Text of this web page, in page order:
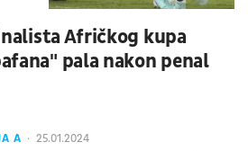
Afričkog kupa
pala nakon penal
A 25.01.2024